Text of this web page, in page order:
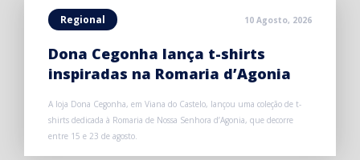
Regional 10 Agosto, 2026
Dona Cegonha lança t-shirts
inspiradas na Romaria d’Agonia
A loja Dona Cegonha, em Viana do Castelo, lançou uma coleção de t-
shirts dedicada à Romaria de Nossa Senhora d’Agonia, que decorre
entre 15 e 23 de agosto.